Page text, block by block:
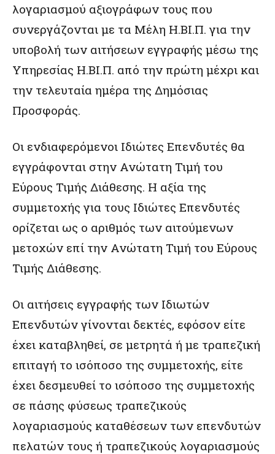
λογαριασμού αξιογράφων τους που
συνεργάζονται με τα Μέλη Η.ΒΙ.Π. για την
υποβολή των αιτήσεων εγγραφής μέσω της
Υπηρεσίας Η.ΒΙ.Π. από την πρώτη μέχρι και
την τελευταία ημέρα της Δημόσιας
Προσφοράς.
Οι ενδιαφερόμενοι Ιδιώτες Επενδυτές θα
εγγράφονται στην Ανώτατη Τιμή του
Εύρους Τιμής Διάθεσης. Η αξία της
συμμετοχής για τους Ιδιώτες Επενδυτές
ορίζεται ως ο αριθμός των αιτούμενων
μετοχών επί την Ανώτατη Τιμή του Εύρους
Τιμής Διάθεσης.
Οι αιτήσεις εγγραφής των Ιδιωτών
Επενδυτών γίνονται δεκτές, εφόσον είτε
έχει καταβληθεί, σε μετρητά ή με τραπεζική
επιταγή το ισόποσο της συμμετοχής, είτε
έχει δεσμευθεί το ισόποσο της συμμετοχής
σε πάσης φύσεως τραπεζικούς
λογαριασμούς καταθέσεων των επενδυτών
πελατών τους ή τραπεζικούς λογαριασμούς